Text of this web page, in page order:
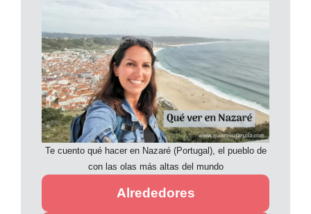
Te cuento qué hacer en Nazaré (Portugal), el pueblo de
con las olas más altas del mundo
Alrededores